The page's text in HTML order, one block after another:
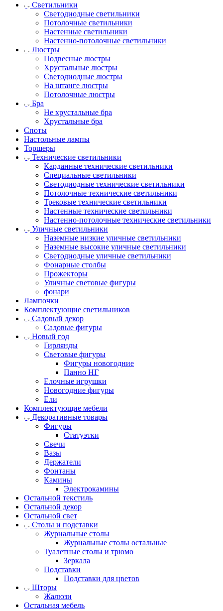
Светильники
Светодиодные светильники
Потолочные светильники
Настенные светильники
Настенно-потолочные светильники
Люстры
Подвесные люстры
Хрустальные люстры
Светодиодные люстры
На штанге люстры
Потолочные люстры
Бра
Не хрустальные бра
Хрустальные бра
Споты
Настольные лампы
Торшеры
Технические светильники
Карданные технические светильники
Специальные светильники
Светодиодные технические светильники
Потолочные технические светильники
Трековые технические светильники
Настенные технические светильники
Настенно-потолочные технические светильники
Уличные светильники
Наземные низкие уличные светильники
Наземные высокие уличные светильники
Светодиодные уличные светильники
Фонарные столбы
Прожекторы
Уличные световые фигуры
фонари
Лампочки
Комплектующие светильников
Садовый декор
Садовые фигуры
Новый год
Гирлянды
Световые фигуры
Фигуры новогодние
Панно НГ
Елочные игрушки
Новогодние фигуры
Ели
Комплектующие мебели
Декоративные товары
Фигуры
Статуэтки
Свечи
Вазы
Держатели
Фонтаны
Камины
Электрокамины
Остальной текстиль
Остальной декор
Остальной свет
Столы и подставки
Журнальные столы
Журнальные столы остальные
Туалетные столы и трюмо
Зеркала
Подставки
Подставки для цветов
Шторы
Жалюзи
Остальная мебель